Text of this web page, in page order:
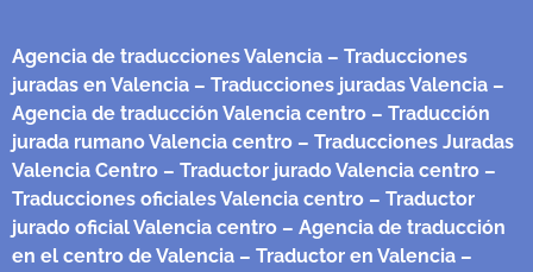
Agencia de traducciones Valencia – Traducciones
juradas en Valencia – Traducciones juradas Valencia –
Agencia de traducción Valencia centro – Traducción
jurada rumano Valencia centro – Traducciones Juradas
Valencia Centro – Traductor jurado Valencia centro –
Traducciones oficiales Valencia centro – Traductor
jurado oficial Valencia centro – Agencia de traducción
en el centro de Valencia – Traductor en Valencia –